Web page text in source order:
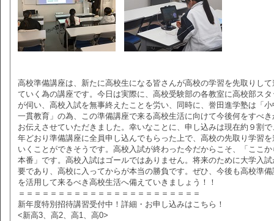
高校準備講座は、新たに高校生になる皆さんが高校の学習を先取りして
ていく為の講座です。今日は実際に、高校受験部の各教室に高校部スタ
が伺い、高校入試を無事終えたことを労い、同時に、誉田進学塾は「小
一貫教育」の為、この準備講座で来る高校生活に向けて今後何をすべき
お伝えさせていただきました。幸いなことに、申し込みは現在約９割で
年どおり準備講座に全員申し込んでもらった上で、高校の先取り学習を
いくことができそうです。高校入試が終わった今だからこそ、「ここか
本番」です。高校入試はゴールではありません。将来のために大学入試
要であり、高校に入ってからが本当の勝負です。ぜひ、今後も高校準備
を活用して来るべき高校生活へ備えていきましょう！！
＝＝＝＝＝＝＝＝＝＝＝＝＝＝＝＝＝＝＝＝＝＝＝
新年度特別招待講習受付中！詳細・お申し込みはこちら！
<新高3、高2、高1、高0>